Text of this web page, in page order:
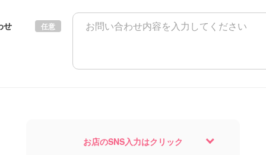
せ 任意
お店のSNS入力はクリック